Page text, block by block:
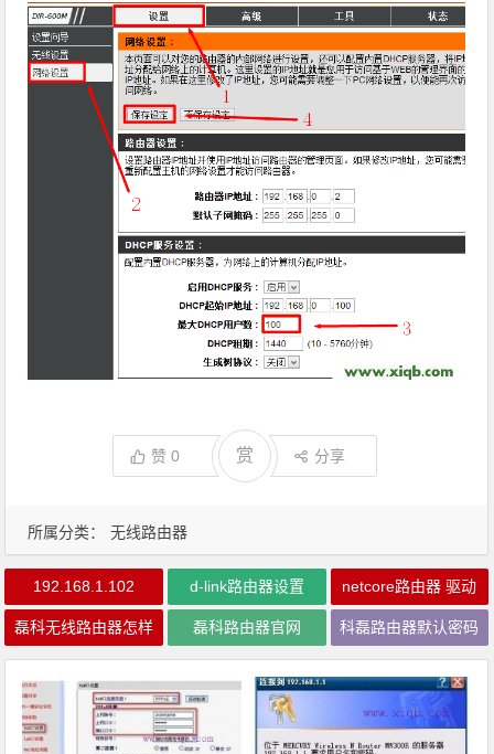
所属分类： 无线路由器
赞0 赏 分享
192.168.1.102 d-link路由器设置 netcore路由器 驱动
磊科无线路由器怎样 磊科路由器官网 科磊路由器默认密码